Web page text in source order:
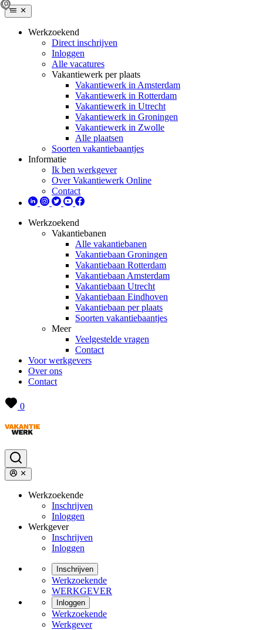
Werkzoekend
Direct inschrijven
Inloggen
Alle vacatures
Vakantiewerk per plaats
Vakantiewerk in Amsterdam
Vakantiewerk in Rotterdam
Vakantiewerk in Utrecht
Vakantiewerk in Groningen
Vakantiewerk in Zwolle
Alle plaatsen
Soorten vakantiebaantjes
Informatie
Ik ben werkgever
Over Vakantiewerk Online
Contact
Werkzoekend
Vakantiebanen
Alle vakantiebanen
Vakantiebaan Groningen
Vakantiebaan Rotterdam
Vakantiebaan Amsterdam
Vakantiebaan Utrecht
Vakantiebaan Eindhoven
Vakantiebaan per plaats
Soorten vakantiebaantjes
Meer
Veelgestelde vragen
Contact
Voor werkgevers
Over ons
Contact
0
Werkzoekende
Inschrijven
Inloggen
Werkgever
Inschrijven
Inloggen
Inschrijven
Werkzoekende
WERKGEVER
Inloggen
Werkzoekende
Werkgever